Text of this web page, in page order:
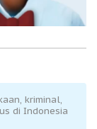
kriminal,
di Indonesia